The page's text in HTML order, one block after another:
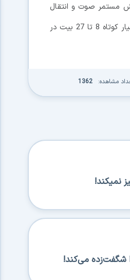
پخش مستمر صوت و انتقال
فايل درنظر گرفته شده است اما نسخه 4.0 كه شامل كاركرد مشابهي است از بسته‌هاي داده بسيار كوتاه 8 تا 27 بيت در
مشاهده: 1362
نمیکند!